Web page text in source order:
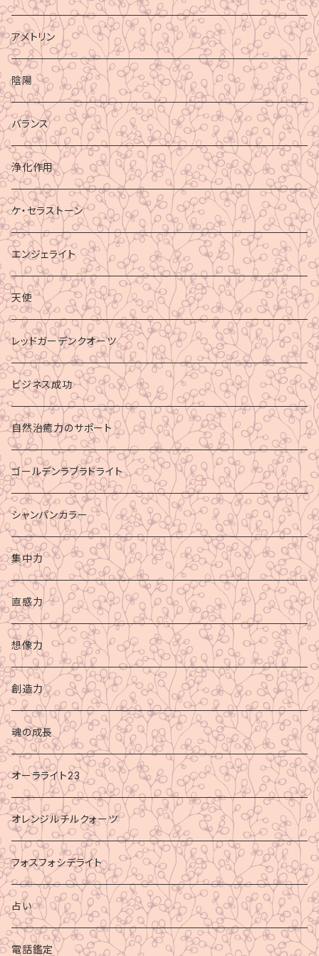
アメトリン
陰陽
バランス
浄化作用
ケ・セラストーン
エンジェライト
天使
レッドガーデンクオーツ
ビジネス成功
自然治癒力のサポート
ゴールデンラブラドライト
シャンパンカラー
集中力
直感力
想像力
創造力
魂の成長
オーラライト23
オレンジルチルクォーツ
フォスフォシデライト
占い
電話鑑定